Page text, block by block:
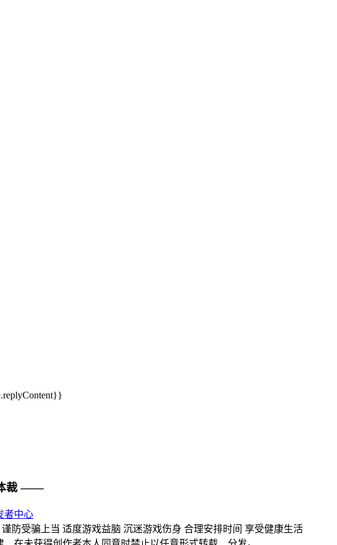
裁 ——
者中心
防受骗上当 适度游戏益脑 沉迷游戏伤身 合理安排时间 享受健康生活